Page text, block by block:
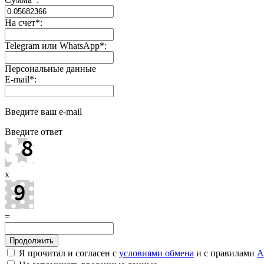
На счет*:
Telegram или WhatsApp*:
Персональные данные
E-mail*:
Введите ваш e-mail
Введите ответ
x
=
Я прочитал и согласен с условиями обмена и с правилами